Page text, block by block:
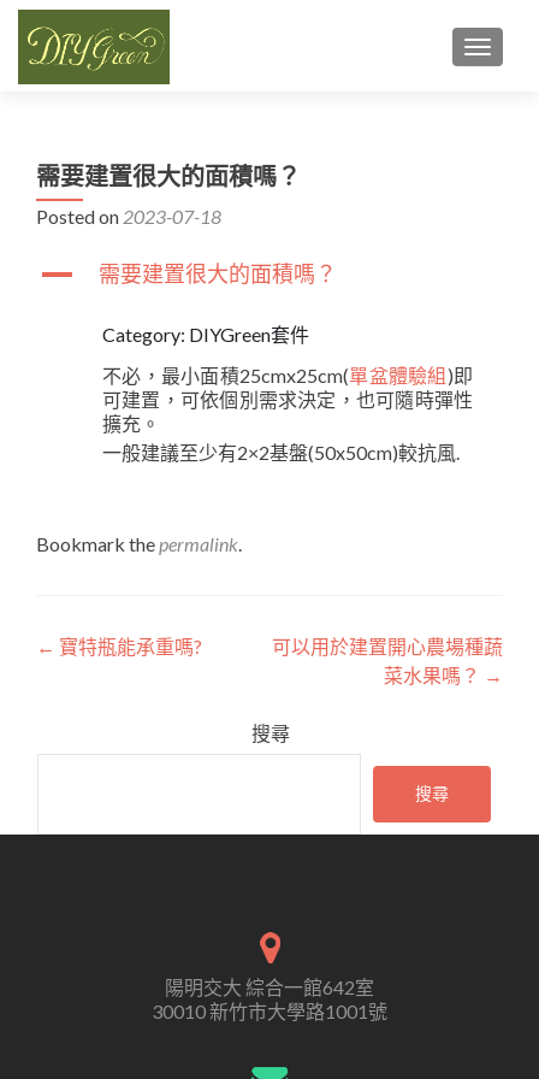
需要建置很大的面積嗎？
Posted on 2023-07-18
A 需要建置很大的面積嗎？
Category: DIYGreen套件
不必，最小面積25cmx25cm(單盆體驗組)即
可建置，可依個別需求決定，也可隨時彈性
擴充。
一般建議至少有2×2基盤(50x50cm)較抗風.
Bookmark thepermalink.
Post
← 寶特瓶能承重嗎?
可以用於建置開心農場種蔬
菜水果嗎？ →
搜尋
搜尋
陽明交大 綜合一館642室
30010 新竹市大學路1001號